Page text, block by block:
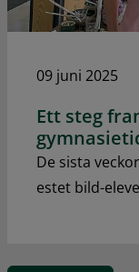
09 juni 2025
Ett steg
De sista
estet bild-